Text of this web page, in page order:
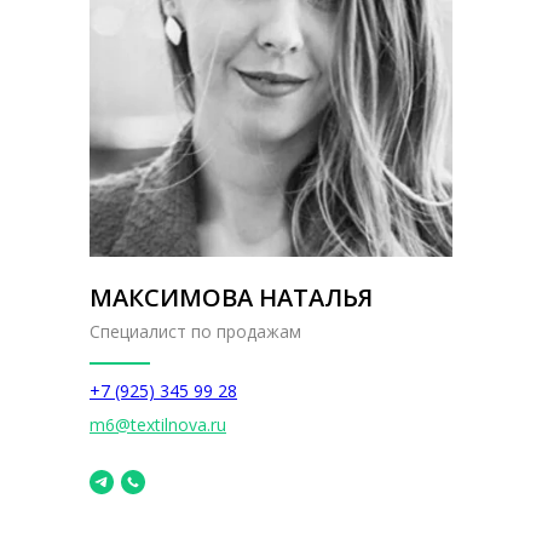
МАКСИМОВА НАТАЛЬЯ
Специалист по продажам
+7 (925) 345 99 28
m6@textilnova.ru